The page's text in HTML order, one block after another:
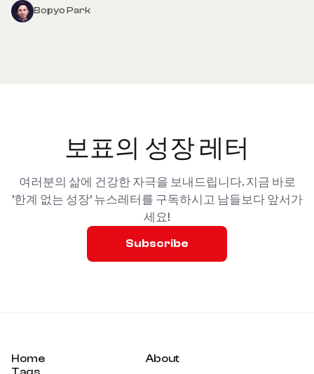
Bopyo Park
보표의 성장 레터
여러분의 삶에 건강한 자극을 보내드립니다. 지금 바로
'한계 없는 성장' 뉴스레터를 구독하시고 남들보다 앞서가
세요!
Subscribe
Home
About